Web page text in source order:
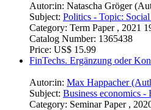
Autor:in: Natascha Gröger
Subject: Politics - Topic:
Category: Term Paper , 2021
Catalog Number: 1365438
Price: US$ 15.99
FinTechs. Ergänzung oder
Autor:in: Max Happacher
Subject: Business economics
Category: Seminar Paper ,